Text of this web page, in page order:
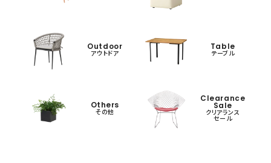
Outdoor
アウトドア
Table
テーブル
Others
その他
Clearance
Sale
クリアランス
セール